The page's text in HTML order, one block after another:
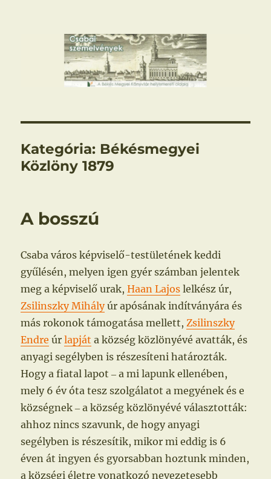
Csabai szemelvények
Kategória: Békésmegyei
Közlöny 1879
A bosszú
Csaba város képviselő-testületének keddi
gyűlésén, melyen igen gyér számban jelentek
meg a képviselő urak,Haan Lajos lelkész úr,
Zsilinszky Mihályúr apósának indítványára és
más rokonok támogatása mellett,Zsilinszky
Endre úrlapját a község közlönyévé avatták, és
anyagi segélyben is részesíteni határozták.
Hogy a fiatal lapot ‒ a mi lapunk ellenében,
mely 6 év óta tesz szolgálatot a megyének és e
községnek ‒ a község közlönyévé választották:
ahhoz nincs szavunk, de hogy anyagi
segélyben is részesítik, mikor mi eddig is 6
éven át ingyen és gyorsabban hoztunk minden,
a községi életre vonatkozó nevezetesebb